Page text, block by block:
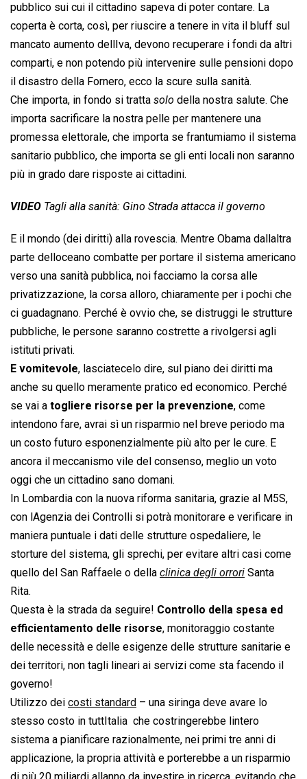
pubblico sui cui il cittadino sapeva di poter contare. La
coperta è corta, così, per riuscire a tenere in vita il bluff sul
mancato aumento dellIva, devono recuperare i fondi da altri
comparti, e non potendo più intervenire sulle pensioni dopo
il disastro della Fornero, ecco la scure sulla sanità.
Che importa, in fondo si tratta  solo  della nostra salute. Che
importa sacrificare la nostra pelle per mantenere una
promessa elettorale, che importa se frantumiamo il sistema
sanitario pubblico, che importa se gli enti locali non saranno
più in grado dare risposte ai cittadini.
VIDEO Tagli alla sanità: Gino Strada attacca il governo
E il mondo (dei diritti) alla rovescia. Mentre Obama dallaltra
parte delloceano combatte per portare il sistema americano
verso una sanità pubblica, noi facciamo la corsa alle
privatizzazione, la corsa alloro, chiaramente per i pochi che
ci guadagnano. Perché è ovvio che, se distruggi le strutture
pubbliche, le persone saranno costrette a rivolgersi agli
istituti privati.
E vomitevole, lasciatecelo dire, sul piano dei diritti ma
anche su quello meramente pratico ed economico. Perché
se vai a togliere risorse per la prevenzione, come
intendono fare, avrai sì un risparmio nel breve periodo ma
un costo futuro esponenzialmente più alto per le cure. E
ancora il meccanismo vile del consenso, meglio un voto
oggi che un cittadino sano domani.
In Lombardia con la nuova riforma sanitaria, grazie al M5S,
con lAgenzia dei Controlli si potrà monitorare e verificare in
maniera puntuale i dati delle strutture ospedaliere, le
storture del sistema, gli sprechi, per evitare altri casi come
quello del San Raffaele o della  clinica degli orrori  Santa
Rita.
Questa è la strada da seguire! Controllo della spesa ed
efficientamento delle risorse, monitoraggio costante
delle necessità e delle esigenze delle strutture sanitarie e
dei territori, non tagli lineari ai servizi come sta facendo il
governo!
Utilizzo dei costi standard – una siringa deve avare lo
stesso costo in tuttItalia  che costringerebbe lintero
sistema a pianificare razionalmente, nei primi tre anni di
applicazione, la propria attività e porterebbe a un risparmio